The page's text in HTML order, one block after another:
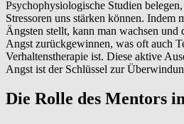
Psychophysiologische Studien
Stressoren uns stärken können. Indem
Ängsten stellt, kann man wachsen
Angst zurückgewinnen, was oft auch
Verhaltenstherapie ist. Diese aktive
Angst ist der Schlüssel zur
Die Rolle des Mentors